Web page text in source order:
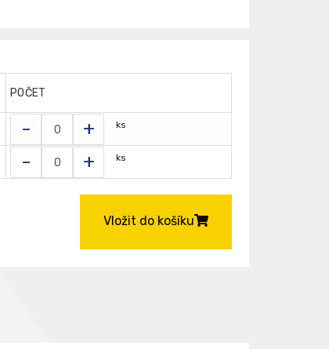
POČET
- + ks
- + ks
Vložit do košíku